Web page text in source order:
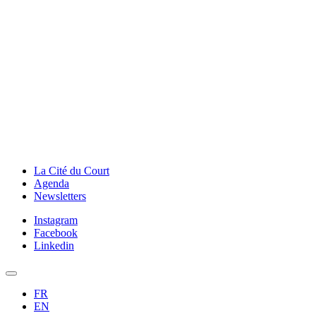
La Cité du Court
Agenda
Newsletters
Instagram
Facebook
Linkedin
FR
EN